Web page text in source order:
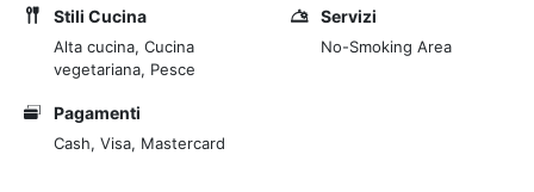
infatti una proposta molto differente da quella offerta
solitamente nelle trattorie di Trastevere: una cucina
leggera, che richiama la migliore tradizione italiana,
declinandola in una chiave internazionale, grazie ad
accostamenti originali e innovativi. Ricerca, passione,
esperienza raccolta viaggiando e studiando in giro per
Stili Cucina
Alta cucina, Cucina
vegetariana, Pesce
Servizi
No-Smoking Area
Pagamenti
Cash, Visa, Mastercard